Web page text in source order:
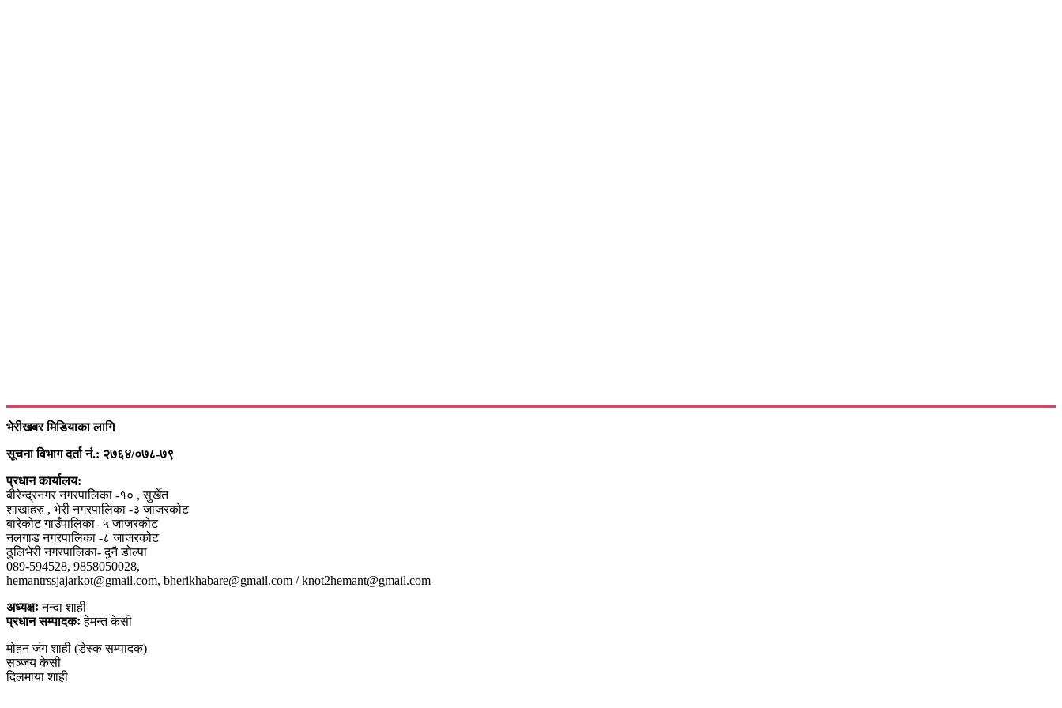
भेरीखबर मिडियाका लागि
सूचना विभाग दर्ता नं.: २७६४/०७८-७९
प्रधान कार्यालय:
बीरेन्द्रनगर नगरपालिका -१० , सुर्खेत
शाखाहरु , भेरी नगरपालिका -३ जाजरकोट
बारेकोट गाउँपालिका- ५ जाजरकोट
नलगाड नगरपालिका -८ जाजरकोट
ठुलिभेरी नगरपालिका- दुनै डोल्पा
089-594528, 9858050028,
hemantrssjajarkot@gmail.com, bherikhabare@gmail.com / knot2hemant@gmail.com
अध्यक्षःनन्दा शाही
प्रधान सम्पादकःहेमन्त केसी
मोहन जंग शाही (डेस्क सम्पादक)
सञ्जय केसी
दिलमाया शाही